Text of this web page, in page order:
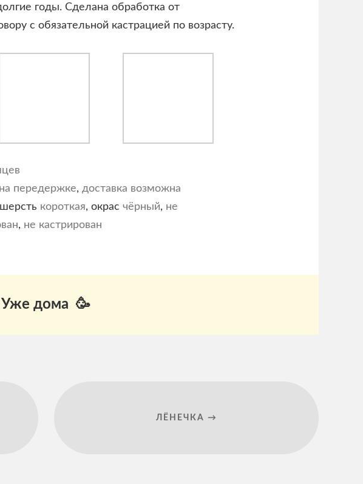
годы. Сделана обработка от
с обязательной кастрацией по возрасту.
на передержке, доставка возможна
короткая, окрас чёрный, не
, не кастрирован
Уже дома 🥳
ЛЁНЕЧКА →